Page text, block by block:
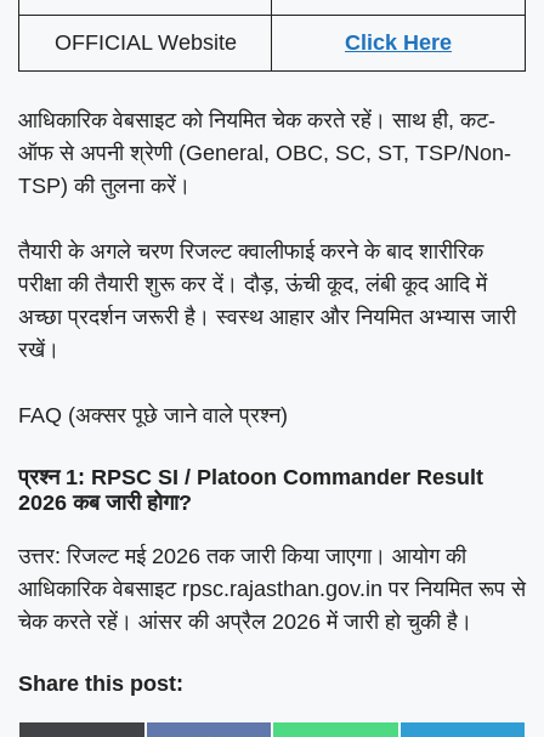
OFFICIAL Website Click Here
आधिकारिक वेबसाइट को नियमित चेक करते रहें। साथ ही, कट-
ऑफ से अपनी श्रेणी (General, OBC, SC, ST, TSP/Non-
TSP) की तुलना करें।
तैयारी के अगले चरण रिजल्ट क्वालीफाई करने के बाद शारीरिक
परीक्षा की तैयारी शुरू कर दें। दौड़, ऊंची कूद, लंबी कूद आदि में
अच्छा प्रदर्शन जरूरी है। स्वस्थ आहार और नियमित अभ्यास जारी
रखें।
FAQ (अक्सर पूछे जाने वाले प्रश्न)
प्रश्न 1: RPSC SI / Platoon Commander Result
2026 कब जारी होगा?
उत्तर: रिजल्ट मई 2026 तक जारी किया जाएगा। आयोग की
आधिकारिक वेबसाइट rpsc.rajasthan.gov.in पर नियमित रूप से
चेक करते रहें। आंसर की अप्रैल 2026 में जारी हो चुकी है।
Share this post: